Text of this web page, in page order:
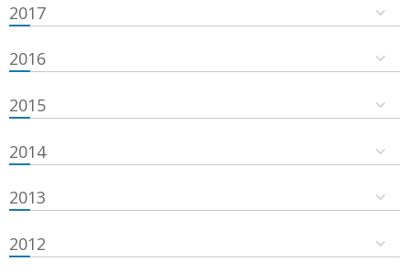
2017
2016
2015
2014
2013
2012